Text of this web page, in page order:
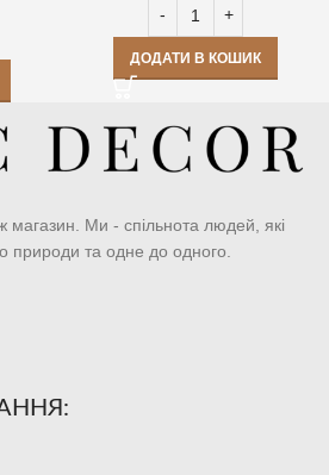
ДОДАТИ В КОШИК
магазин. Ми - спільнота людей, які
природи та одне до одного.